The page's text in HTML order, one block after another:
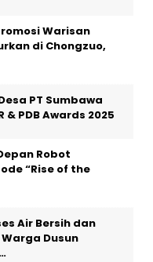
Warisan
di Chongzuo,
PT Sumbawa
& PDB Awards 2025
Robot
“Rise of the
Air Bersih dan
Dusun